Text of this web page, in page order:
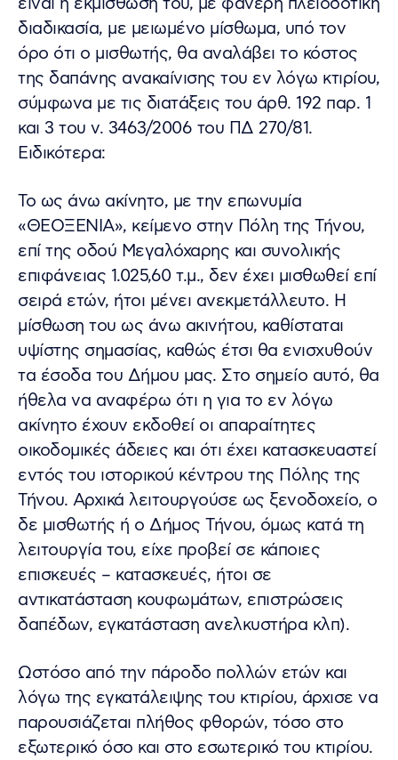
διαδικασία, με μειωμένο μίσθωμα, υπό τον
όρο ότι ο μισθωτής, θα αναλάβει το κόστος
της δαπάνης ανακαίνισης του εν λόγω κτιρίου,
σύμφωνα με τις διατάξεις του άρθ. 192 παρ. 1
και 3 του ν. 3463/2006 του ΠΔ 270/81.
Ειδικότερα:
Το ως άνω ακίνητο, με την επωνυμία
«ΘΕΟΞΕΝΙΑ», κείμενο στην Πόλη της Τήνου,
επί της οδού Μεγαλόχαρης και συνολικής
επιφάνειας 1.025,60 τ.μ., δεν έχει μισθωθεί επί
σειρά ετών, ήτοι μένει ανεκμετάλλευτο. Η
μίσθωση του ως άνω ακινήτου, καθίσταται
υψίστης σημασίας, καθώς έτσι θα ενισχυθούν
τα έσοδα του Δήμου μας. Στο σημείο αυτό, θα
ήθελα να αναφέρω ότι η για το εν λόγω
ακίνητο έχουν εκδοθεί οι απαραίτητες
οικοδομικές άδειες και ότι έχει κατασκευαστεί
εντός του ιστορικού κέντρου της Πόλης της
Τήνου. Αρχικά λειτουργούσε ως ξενοδοχείο, ο
δε μισθωτής ή ο Δήμος Τήνου, όμως κατά τη
λειτουργία του, είχε προβεί σε κάποιες
επισκευές – κατασκευές, ήτοι σε
αντικατάσταση κουφωμάτων, επιστρώσεις
δαπέδων, εγκατάσταση ανελκυστήρα κλπ).
Ωστόσο από την πάροδο πολλών ετών και
λόγω της εγκατάλειψης του κτιρίου, άρχισε να
παρουσιάζεται πλήθος φθορών, τόσο στο
εξωτερικό όσο και στο εσωτερικό του κτιρίου.